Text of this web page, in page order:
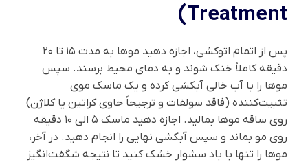
Treatment)
پس از اتمام اتوکشی، اجازه دهید موها به مدت ۱۵ تا ۲۰
دقیقه کاملاً خنک شوند و به دمای محیط برسند. سپس
موها را با آب خالی آبکشی کرده و یک ماسک موی
تثبیت‌کننده (فاقد سولفات و ترجیحاً حاوی کراتین یا کلاژن)
روی ساقه موها بمالید. اجازه دهید ماسک ۵ الی ۱۰ دقیقه
روی مو بماند و سپس آبکشی نهایی را انجام دهید. در آخر،
موها را تنها با باد سشوار خشک کنید تا نتیجه شگفت‌انگیز